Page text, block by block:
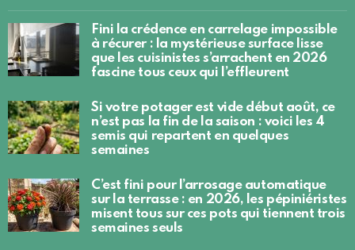
Fini la crédence en carrelage impossible
à récurer : la mystérieuse surface lisse
que les cuisinistes s’arrachent en 2026
fascine tous ceux qui l’effleurent
Si votre potager est vide début août, ce
n’est pas la fin de la saison : voici les 4
semis qui repartent en quelques
semaines
C’est fini pour l’arrosage automatique
sur la terrasse : en 2026, les pépiniéristes
misent tous sur ces pots qui tiennent trois
semaines seuls